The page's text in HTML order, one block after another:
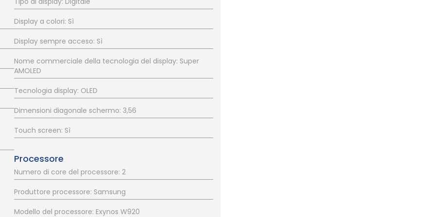
Display a colori: Sì
Display sempre acceso: Sì
Nome commerciale della tecnologia del display: Super
AMOLED
Tecnologia display: OLED
Dimensioni diagonale schermo: 3,56
Touch screen: Sì
Processore
Numero di core del processore: 2
Produttore processore: Samsung
Modello del processore: Exynos W920